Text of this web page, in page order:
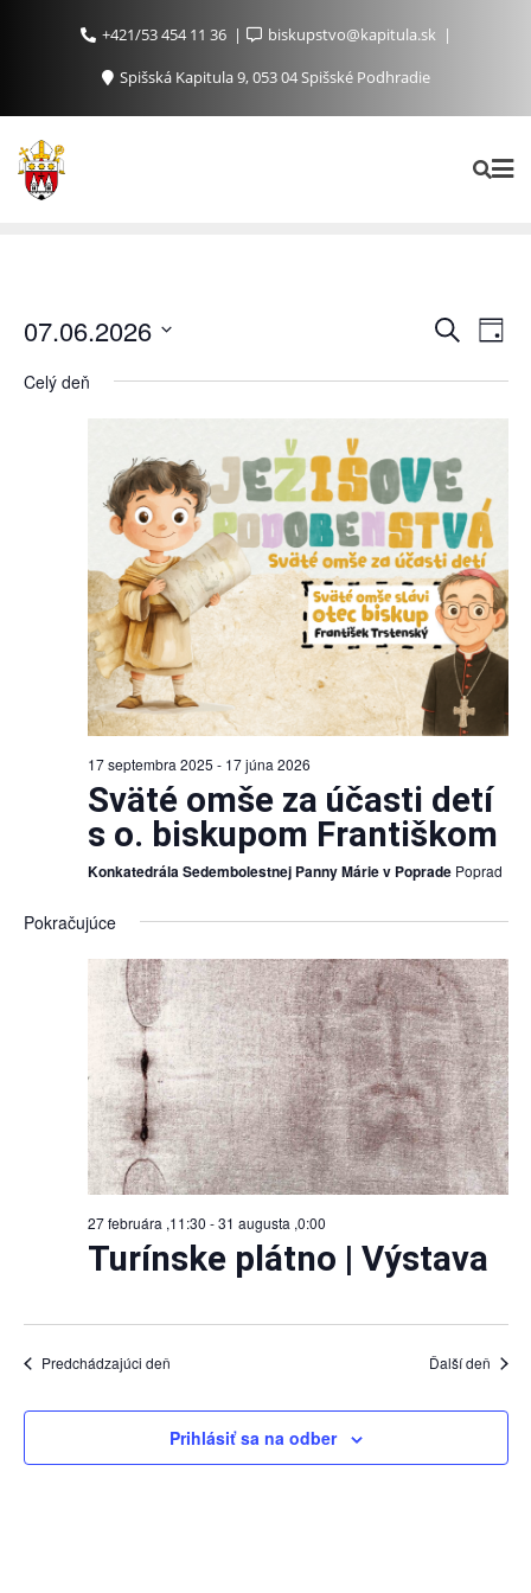
+421/53 454 11 36
biskupstvo@kapitula.sk
Spišská Kapitula 9, 053 04 Spišské Podhradie
Udalosti
and
Views
Vyhľadať
Day
07.06.2026
dátum.
Celý deň
17 septembra 2025 - 17 júna 2026
Sväté omše za účasti detí
s o. biskupom Františkom
Konkatedrála Sedembolestnej Panny Márie v Poprade Poprad
Pokračujúce
27 februára ,11:30 -31 augusta ,0:00
Turínske plátno | Výstava
Predchádzajúci deň Ďalší deň
Prihlásiť sa na odber